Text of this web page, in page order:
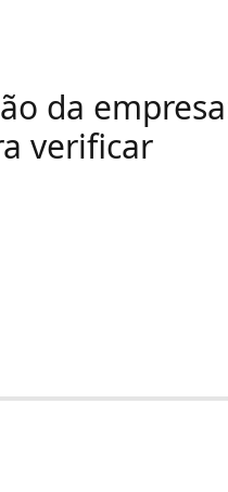
da
verificar